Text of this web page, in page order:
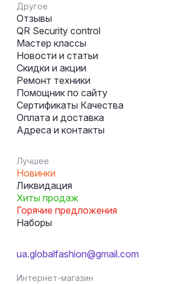
Другое
Отзывы
QR Security control
Мастер классы
Новости и статьи
Скидки и акции
Ремонт техники
Помощник по сайту
Сертификаты Качества
Оплата и доставка
Адреса и контакты
Лучшее
Новинки
Ликвидация
Хиты продаж
Горячие предложения
Наборы
ua.globalfashion@gmail.com
Интернет-магазин